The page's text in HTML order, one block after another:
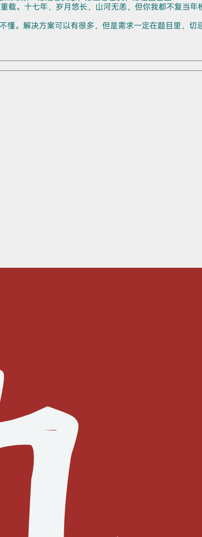
载。十七年，岁月悠长，山河无恙，但你我都不复当年
。解决方案可以有很多，但是需求一定在题目里，切